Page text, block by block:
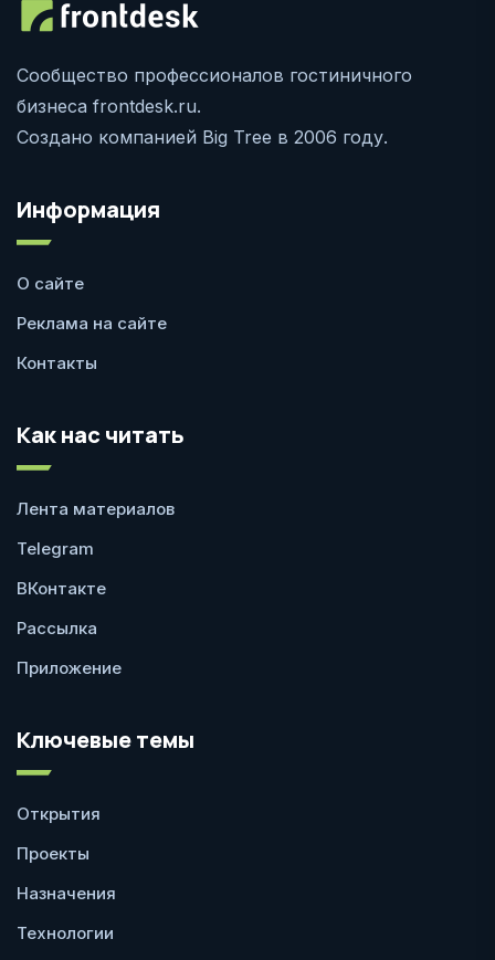
Сообщество профессионалов гостиничного
бизнеса frontdesk.ru.
Создано компанией Big Tree в 2006 году.
Информация
О сайте
Реклама на сайте
Контакты
Как нас читать
Лента материалов
Telegram
ВКонтакте
Рассылка
Приложение
Ключевые темы
Открытия
Проекты
Назначения
Технологии